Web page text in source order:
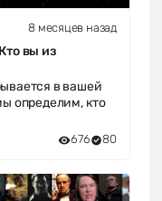
8 месяцев назад
вы из
в вашей
определим, кто
676 80